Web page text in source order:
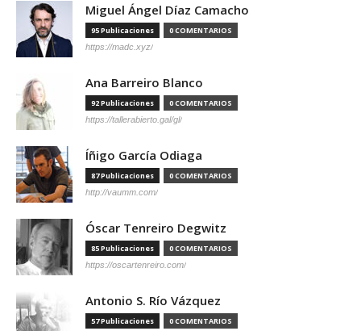
Miguel Ángel Díaz Camacho
95 Publicaciones 0 COMENTARIOS
https://madc.xyz/
Ana Barreiro Blanco
92 Publicaciones 0 COMENTARIOS
https://tallerabierto.gal/gl/
Íñigo García Odiaga
87 Publicaciones 0 COMENTARIOS
http://vaumm.com/
Óscar Tenreiro Degwitz
85 Publicaciones 0 COMENTARIOS
https://oscartenreiro.com/
Antonio S. Río Vázquez
57 Publicaciones 0 COMENTARIOS